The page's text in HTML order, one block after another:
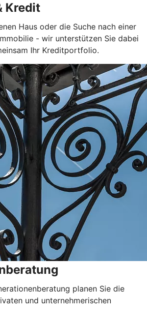
Kredit
Haus oder die Suche nach einer
- wir unterstützen Sie dabei
Ihr Kreditportfolio.
planen Sie die
und unternehmerischen